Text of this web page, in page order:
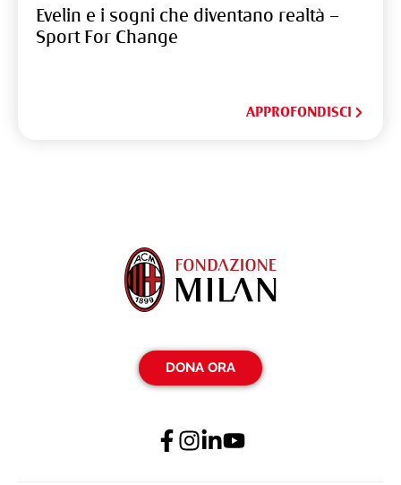
Evelin e i sogni che diventano realtà –
Sport For Change
APPROFONDISCI
DONA ORA